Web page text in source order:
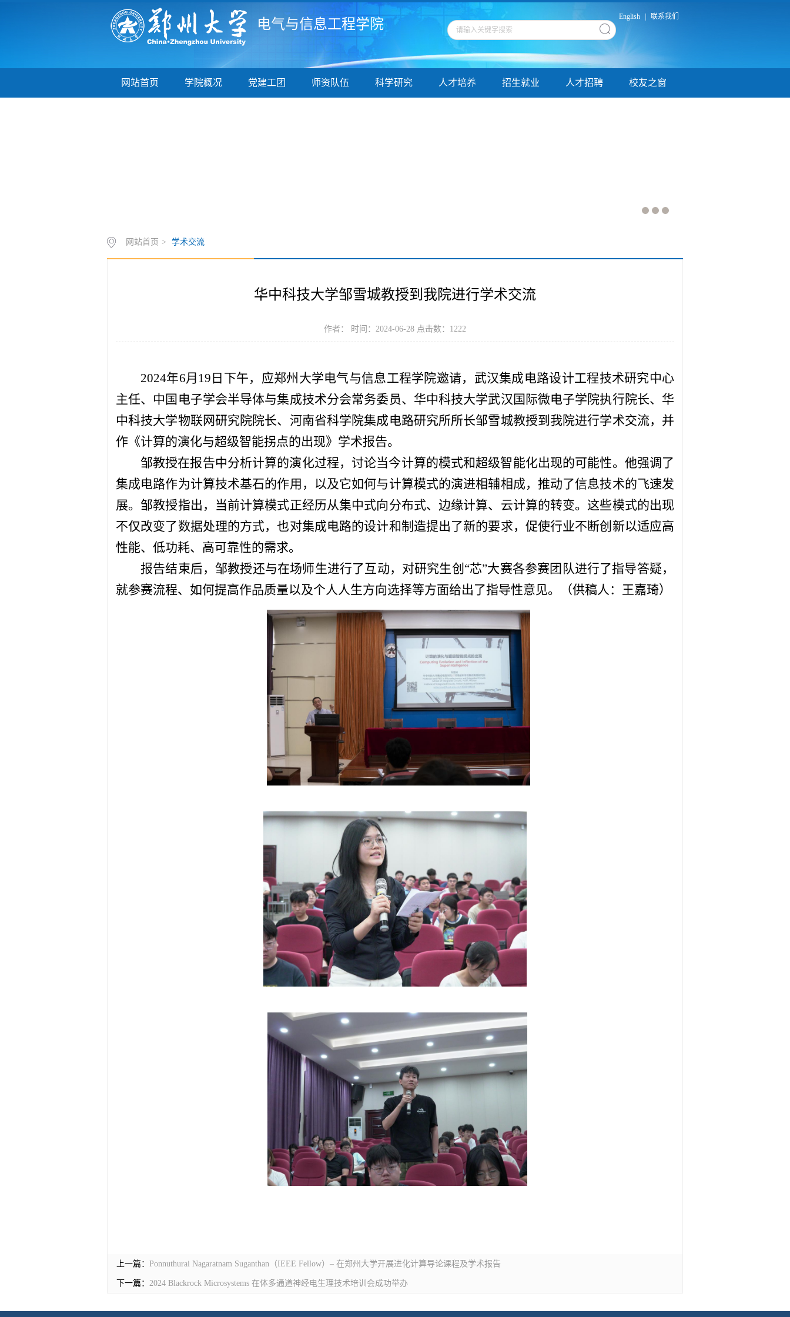
电气与信息工程学院 English 联系我们
网站首页 学院概况 党建工团 师资队伍 科学研究 人才培养 招生就业 人才招聘 校友之窗
网站首页 > 学术交流
华中科技大学邹雪城教授到我院进行学术交流
作者： 时间：2024-06-28 点击数： 1222
2024年6月19日下午，应郑州大学电气与信息工程学院邀请，武汉集成电路设计工程技术研究中心
主任、中国电子学会半导体与集成技术分会常务委员、华中科技大学武汉国际微电子学院执行院长、华
中科技大学物联网研究院院长、河南省科学院集成电路研究所所长邹雪城教授到我院进行学术交流，并
作《计算的演化与超级智能拐点的出现》学术报告。
邹教授在报告中分析计算的演化过程，讨论当今计算的模式和超级智能化出现的可能性。他强调了
集成电路作为计算技术基石的作用，以及它如何与计算模式的演进相辅相成，推动了信息技术的飞速发
展。邹教授指出，当前计算模式正经历从集中式向分布式、边缘计算、云计算的转变。这些模式的出现
不仅改变了数据处理的方式，也对集成电路的设计和制造提出了新的要求，促使行业不断创新以适应高
性能、低功耗、高可靠性的需求。
报告结束后，邹教授还与在场师生进行了互动，对研究生创“芯”大赛各参赛团队进行了指导答疑，
就参赛流程、如何提高作品质量以及个人人生方向选择等方面给出了指导性意见。（供稿人：王嘉琦）
上一篇： Ponnuthurai Nagaratnam Suganthan（IEEE Fellow）– 在郑州大学开展进化计算导论课程及学术报告
下一篇： 2024 Blackrock Microsystems 在体多通道神经电生理技术培训会成功举办